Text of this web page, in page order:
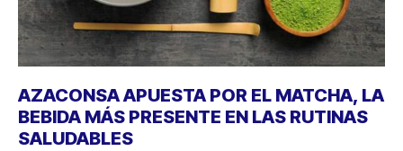
AZACONSA APUESTA POR EL MATCHA, LA
BEBIDA MÁS PRESENTE EN LAS RUTINAS
SALUDABLES